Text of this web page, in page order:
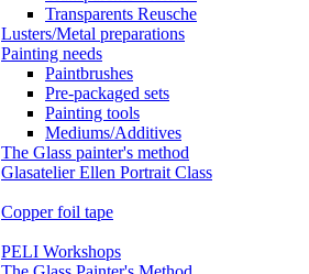
Transparents Reusche
Lusters/Metal preparations
Painting needs
Paintbrushes
Pre-packaged sets
Painting tools
Mediums/Additives
The Glass painter's method
Glasatelier Ellen Portrait Class
Copper foil tape
PELI Workshops